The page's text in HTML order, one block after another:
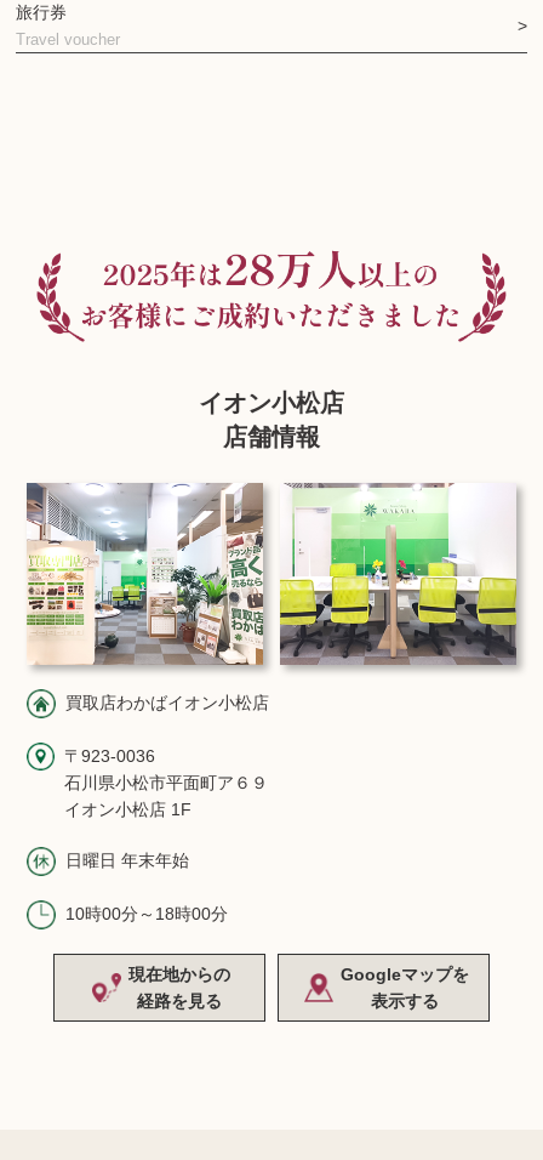
旅行券
Travel voucher
イオン小松店
店舗情報
買取店わかばイオン小松店
〒923-0036
石川県小松市平面町ア６９
イオン小松店 1F
日曜日 年末年始
10時00分～18時00分
現在地からの
経路を見る
Googleマップを
表示する